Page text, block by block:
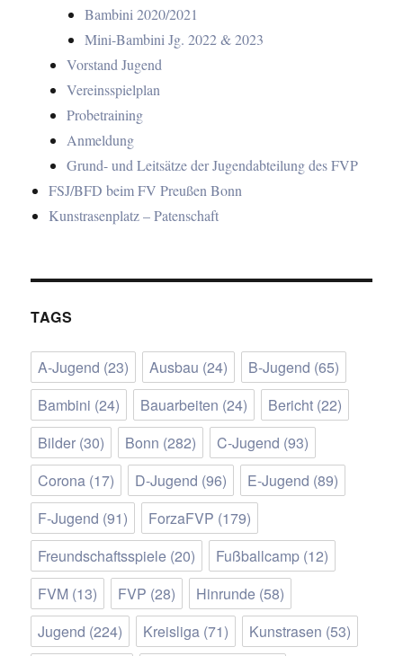
Bambini 2020/2021
Mini-Bambini Jg. 2022 & 2023
Vorstand Jugend
Vereinsspielplan
Probetraining
Anmeldung
Grund- und Leitsätze der Jugendabteilung des FVP
FSJ/BFD beim FV Preußen Bonn
Kunstrasenplatz – Patenschaft
TAGS
A-Jugend (23) Ausbau (24) B-Jugend (65)
Bambini (24) Bauarbeiten (24) Bericht (22)
Bilder (30) Bonn (282) C-Jugend (93)
Corona (17) D-Jugend (96) E-Jugend (89)
F-Jugend (91) ForzaFVP (179)
Freundschaftsspiele (20) Fußballcamp (12)
FVM (13) FVP (28) Hinrunde (58)
Jugend (224) Kreisliga (71) Kunstrasen (53)